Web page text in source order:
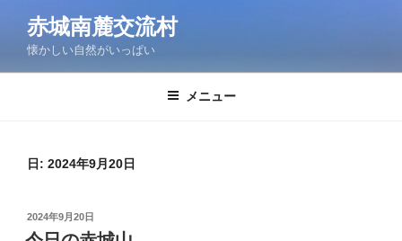
ン
赤城南麓交流村
懐かしい自然がいっぱい
メニュー
日: 2024年9月20日
投
稿
2024年9月20日